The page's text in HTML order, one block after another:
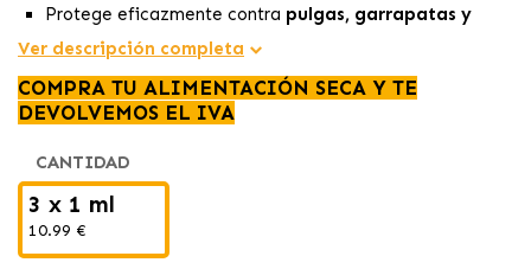
Protege eficazmente contra pulgas, garrapatas y
mosquitos.
Se presenta en un formato práctico de 3 pipetas de 1
mlpara fácil aplicación.
Ver descripción completa
COMPRA TU ALIMENTACIÓN SECA Y TE
DEVOLVEMOS EL IVA
CANTIDAD
3 x 1 ml
10.99 €